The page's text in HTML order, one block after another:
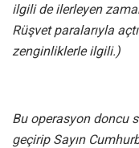
ilgili de ilerleyen
Rüşvet paralarıyla
zenginliklerle ilgili.)
Bu operasyon doncu
geçirip Sayın